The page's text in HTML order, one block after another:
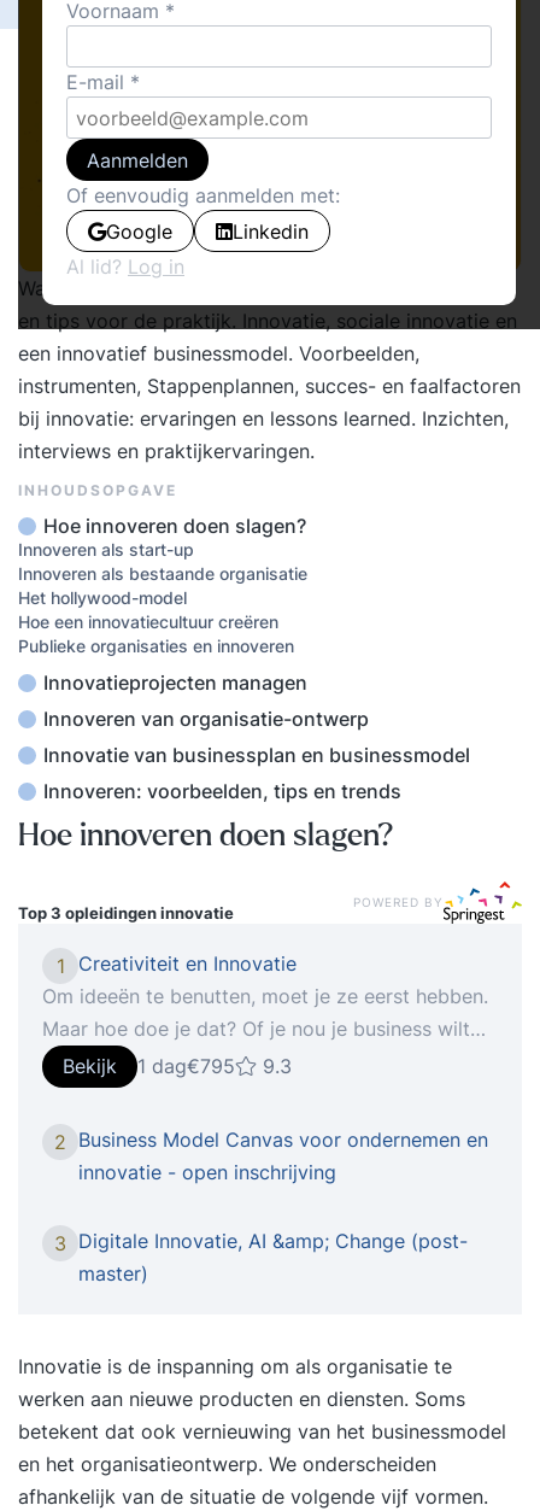
Wat is innovatie? Hoe innovatie realiseren? Inzichten
en tips voor de praktijk. Innovatie, sociale innovatie en
een innovatief businessmodel. Voorbeelden,
instrumenten, Stappenplannen, succes- en faalfactoren
bij innovatie: ervaringen en lessons learned. Inzichten,
interviews en praktijkervaringen.
INHOUDSOPGAVE
Hoe innoveren doen slagen?
Innoveren als start-up
Innoveren als bestaande organisatie
Het hollywood-model
Hoe een innovatiecultuur creëren
Publieke organisaties en innoveren
Innovatieprojecten managen
Innoveren van organisatie-ontwerp
Innovatie van businessplan en businessmodel
Innoveren: voorbeelden, tips en trends
Hoe innoveren doen slagen?
Top 3 opleidingeninnovatie
POWERED BY
1
Creativiteit en Innovatie
Om ideeën te benutten, moet je ze eerst hebben.
Maar hoe doe je dat? Of je nou je business wilt
uitbreiden, een verdienmodel moet (her)uitvinden
of kansen ziet: als ondernemer, zzp’er of manager
moet je niet alleen constant scherp zijn, maar ook
creatief. En ook hier begint succes vaak met een
goed idee. Vrij en onbevangen denken – zonder
van verandering en vooruitgang. Leer een
mindset ontwikkelen die je creativiteit omzet in
Creativiteit training. In deze Innovatie en
Creativiteit training leer je hoe je – alleen of
samen – van theoretische input creatieve output
maakt. Je krijgt toegang tot tools die je
innovatief vermogen stimuleren en je zakelijke
Bekijk 1 dag€795 9.3
2 Business Model Canvas voor ondernemen en
innovatie - open inschrijving
3 Digitale Innovatie, AI &amp; Change (post-
master)
Innovatie is de inspanning om als organisatie te
werken aan nieuwe producten en diensten. Soms
betekent dat ook vernieuwing van het businessmodel
en het organisatieontwerp. We onderscheiden
afhankelijk van de situatie de volgende vijf vormen.
Voornaam
E-mail
Aanmelden
Of eenvoudig aanmelden met:
Google
Linkedin
Al lid? Log in